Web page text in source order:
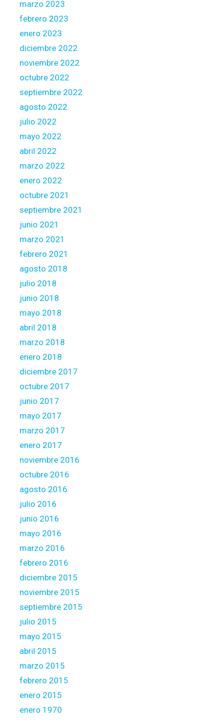
marzo 2023
febrero 2023
enero 2023
diciembre 2022
noviembre 2022
octubre 2022
septiembre 2022
agosto 2022
julio 2022
mayo 2022
abril 2022
marzo 2022
enero 2022
octubre 2021
septiembre 2021
junio 2021
marzo 2021
febrero 2021
agosto 2018
julio 2018
junio 2018
mayo 2018
abril 2018
marzo 2018
enero 2018
diciembre 2017
octubre 2017
junio 2017
mayo 2017
marzo 2017
enero 2017
noviembre 2016
octubre 2016
agosto 2016
julio 2016
junio 2016
mayo 2016
marzo 2016
febrero 2016
diciembre 2015
noviembre 2015
septiembre 2015
julio 2015
mayo 2015
abril 2015
marzo 2015
febrero 2015
enero 2015
enero 1970